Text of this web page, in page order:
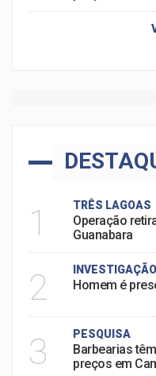
1 TRÊS LAGOAS
Operação
Guanabara
2 INVESTIGAÇÃO
Homem é
3 PESQUISA
Barbearias
preços em